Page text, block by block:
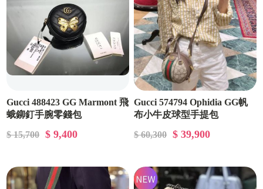
Gucci 488423 GG Marmont 飛
蛾鉚釘手腕零錢包
$ 15,700
$ 9,400
Gucci 574794 Ophidia GG帆
布小牛皮球型手提包
$ 60,300
$ 39,900